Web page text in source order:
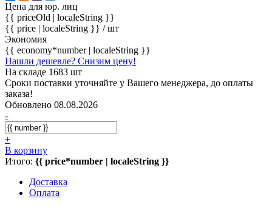
Цена для юр. лиц
{{ priceOld | localeString }}
{{ price | localeString }} / шт
Экономия
{{ economy*number | localeString }}
Нашли дешевле? Снизим цену!
На складе 1683 шт
Сроки поставки уточняйте у Вашего менеджера, до оплаты
заказа!
Обновлено 08.08.2026
-
+
В корзину
Итого: {{ price*number | localeString }}
Доставка
Оплата